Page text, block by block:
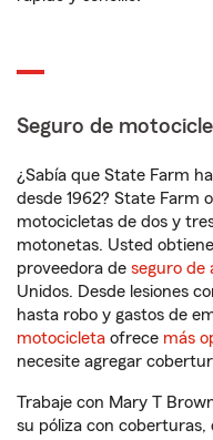
Seguro de
¿Sabía que State Farm
desde 1962? State Farm
motocicletas de dos y
motonetas. Usted
proveedora de seguro de
Unidos. Desde lesiones
hasta robo y gastos de
motocicleta ofrece más
necesite agregar
Trabaje con Mary T
su póliza con